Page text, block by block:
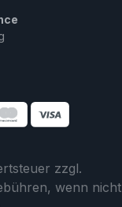
zzgl.
wenn nicht